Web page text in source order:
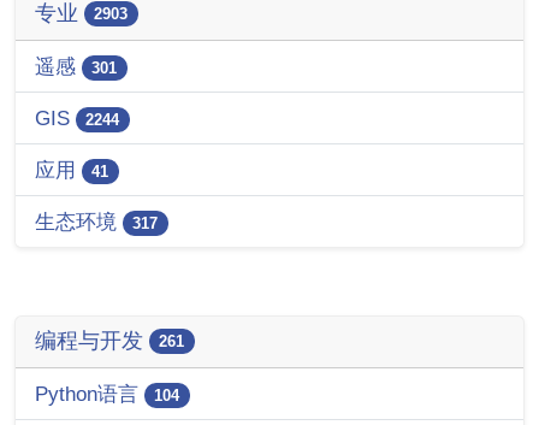
专业 2903
遥感 301
GIS 2244
应用 41
生态环境 317
编程与开发 261
Python语言 104